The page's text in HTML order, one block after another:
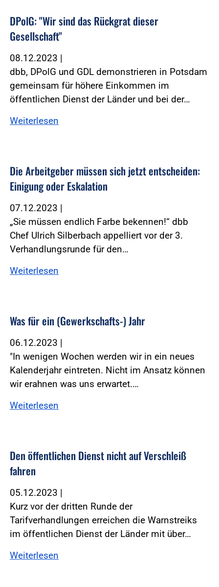
DPolG: "Wir sind das Rückgrat dieser
Gesellschaft"
08.12.2023 |
dbb, DPolG und GDL demonstrieren in Potsdam
gemeinsam für höhere Einkommen im
öffentlichen Dienst der Länder und bei der…
Weiterlesen
Die Arbeitgeber müssen sich jetzt entscheiden:
Einigung oder Eskalation
07.12.2023 |
„Sie müssen endlich Farbe bekennen!“ dbb
Chef Ulrich Silberbach appelliert vor der 3.
Verhandlungsrunde für den…
Weiterlesen
Was für ein (Gewerkschafts-) Jahr
06.12.2023 |
"In wenigen Wochen werden wir in ein neues
Kalenderjahr eintreten. Nicht im Ansatz können
wir erahnen was uns erwartet.…
Weiterlesen
Den öffentlichen Dienst nicht auf Verschleiß
fahren
05.12.2023 |
Kurz vor der dritten Runde der
Tarifverhandlungen erreichen die Warnstreiks
im öffentlichen Dienst der Länder mit über…
Weiterlesen